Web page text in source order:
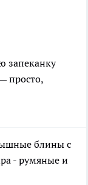
запеканку
просто,
блины с
- румяные и